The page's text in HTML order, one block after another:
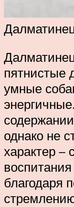
пятнистые
умные
однако не
характер –
благодаря